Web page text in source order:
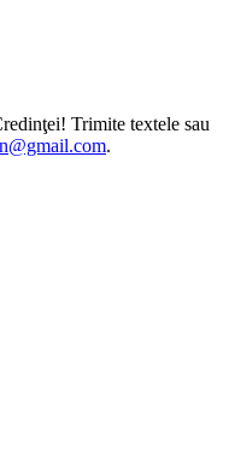
Trimite textele sau
.